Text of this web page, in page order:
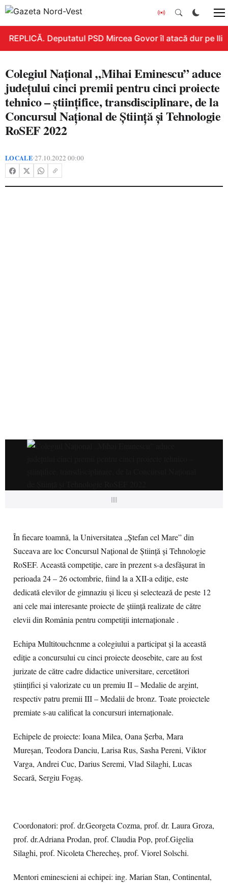
REPLICĂ. Deputatul PSD Mircea Govor îl atacă dur pe
Colegiul Național „Mihai Eminescu” aduce
județului cinci premii pentru cinci proiecte
tehnico – științifice, transdisciplinare, de la
Concursul Național de Știință și Tehnologie
RoSEF 2022
LOCALE•27.10.2022 00:00
||||
În fiecare toamnă, la Universitatea „Ștefan cel Mare” din
Suceava are loc Concursul Național de Știință și Tehnologie
RoSEF. Această competiție, care în prezent s-a desfășurat în
perioada 24 – 26 octombrie, fiind la a XII-a ediție, este
dedicată elevilor de gimnaziu și liceu și selectează de peste 12
ani cele mai interesante proiecte de știință realizate de către
elevii din România pentru competiții internaționale .
Echipa Multitouchcnme a colegiului a participat și la această
ediție a concursului cu cinci proiecte deosebite, care au fost
jurizate de către cadre didactice universitare, cercetători
științifici și valorizate cu un premiu II – Medalie de argint,
respectiv patru premii III – Medalii de bronz. Toate proiectele
premiate s-au calificat la concursuri internaționale.
Echipele de proiecte: Ioana Milea, Oana Șerba, Mara
Mureșan, Teodora Danciu, Larisa Rus, Sasha Pereni, Viktor
Varga, Andrei Cuc, Darius Seremi, Vlad Silaghi, Lucas
Secară, Sergiu Fogaș.
Coordonatori: prof. dr.Georgeta Cozma, prof. dr. Laura Groza,
prof. dr.Adriana Prodan, prof. Claudia Pop, prof.Gigelia
Silaghi, prof. Nicoleta Cherecheș, prof. Viorel Solschi.
Mentori eminescieni ai echipei: ing. Marian Stan, Continental,